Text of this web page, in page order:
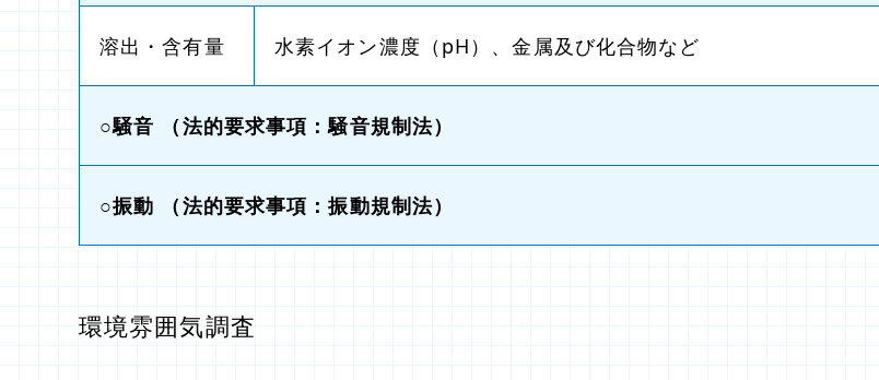
溶出・含有量 水素イオン濃度（pH）、金属及び化合物など
○騒音 （法的要求事項：騒音規制法）
○振動 （法的要求事項：振動規制法）
環境雰囲気調査